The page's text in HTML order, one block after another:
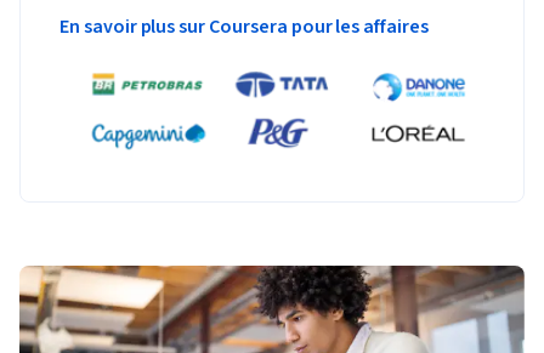
En savoir plus sur Coursera pour les affaires